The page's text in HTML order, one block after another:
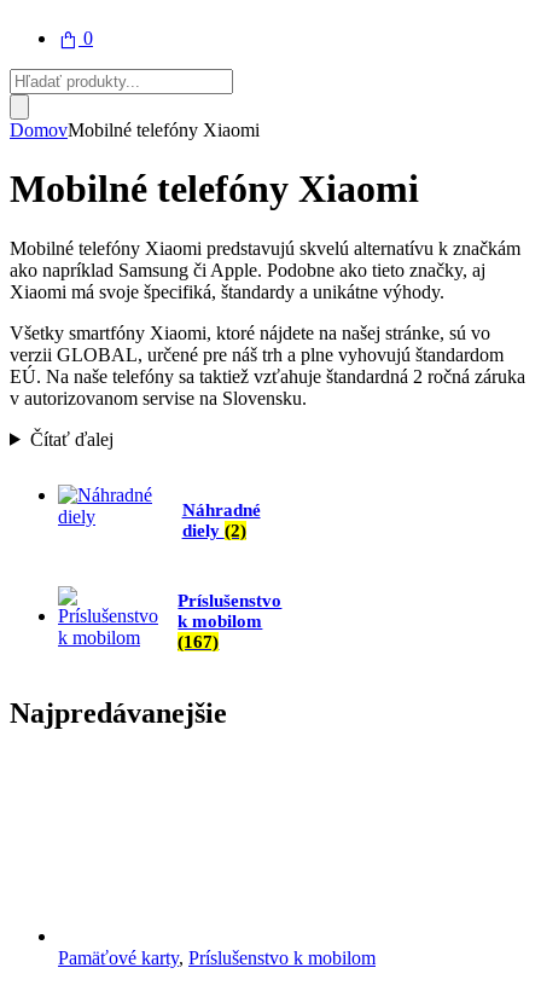
0
Products
search
DomovMobilné telefóny Xiaomi
Mobilné telefóny Xiaomi
Mobilné telefóny Xiaomi predstavujú skvelú alternatívu k značkám
ako napríklad Samsung či Apple. Podobne ako tieto značky, aj
Xiaomi má svoje špecifiká, štandardy a unikátne výhody.
Všetky smartfóny Xiaomi, ktoré nájdete na našej stránke, sú vo
verzii GLOBAL, určené pre náš trh a plne vyhovujú štandardom
EÚ. Na naše telefóny sa taktiež vzťahuje štandardná 2 ročná záruka
v autorizovanom servise na Slovensku.
Čítať ďalej
Náhradné
diely (2)
Príslušenstvo
k mobilom
(167)
Najpredávanejšie
Pamäťové karty, Príslušenstvo k mobilom